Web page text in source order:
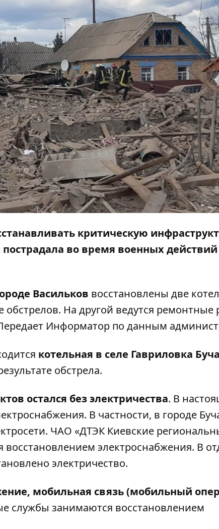
критическую
во время военных
Васильков восстановлены две
На другой ведутся ремонтные
Информатор по данным
котельная в селе Гавриловка
обстрела.
остался без электричества. В
В частности, в городе
ЧАО «ДТЭК Киевские
восстановлением электроснабжения. В
электричество.
мобильная связь (мобильный
службы занимаются восстановлением